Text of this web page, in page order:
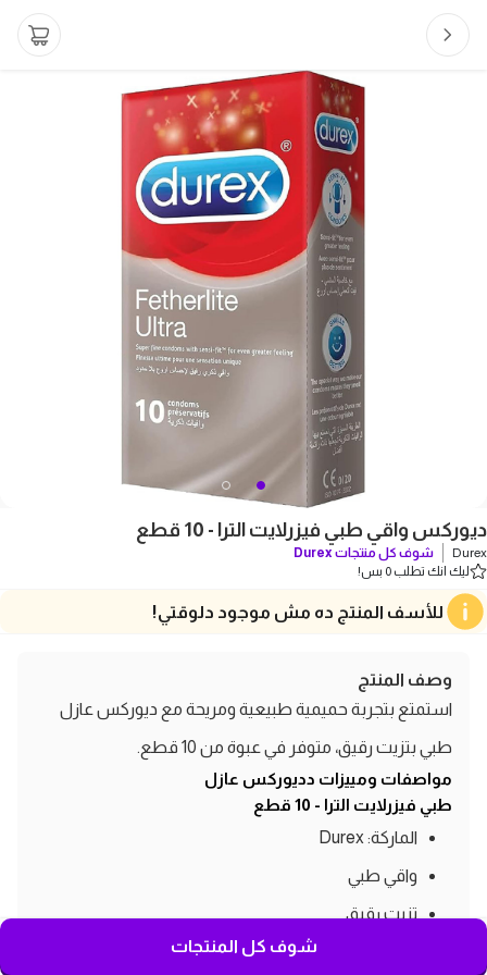
ديوركس واقي طبي فيزرلايت الترا - 10 قطع
Durex شوف كل منتجات Durex
ليك انك تطلب 0 بس!
للأسف المنتج ده مش موجود دلوقتي!
وصف المنتج
استمتع بتجربة حميمية طبيعية ومريحة مع ديوركس عازل
طبي بتزيت رقيق، متوفر في عبوة من 10 قطع.
مواصفات ومييزات دديوركس عازل
طبي فيزرلايت الترا - 10 قطع
الماركة: Durex
واقي طبي
تزيت رقيق
شوف كل المنتجات